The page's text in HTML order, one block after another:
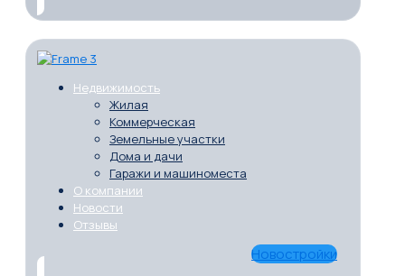
Недвижимость
Жилая
Коммерческая
Земельные участки
Дома и дачи
Гаражи и машиноместа
О компании
Новости
Отзывы
Новостройки